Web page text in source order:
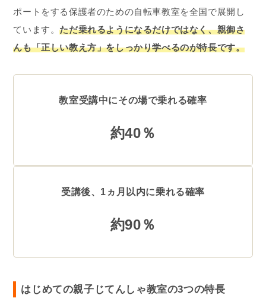
ポートをする保護者のための自転車教室を全国で展開し
ています。ただ乗れるようになるだけではなく、親御さ
んも「正しい教え方」をしっかり学べるのが特長です。
教室受講中にその場で乗れる確率
約40％
受講後、1ヵ月以内に乗れる確率
約90％
はじめての親子じてんしゃ教室の3つの特長